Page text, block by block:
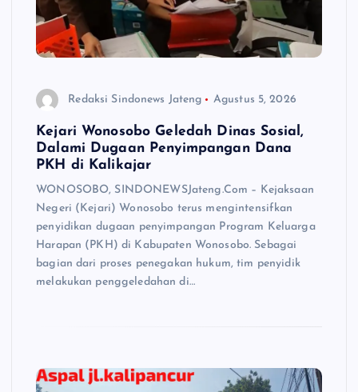
Redaksi Sindonews Jateng Agustus 5, 2026
Kejari Wonosobo Geledah Dinas Sosial,
Dalami Dugaan Penyimpangan Dana
PKH di Kalikajar
WONOSOBO, SINDONEWSJateng.Com – Kejaksaan
Negeri (Kejari) Wonosobo terus mengintensifkan
penyidikan dugaan penyimpangan Program Keluarga
Harapan (PKH) di Kabupaten Wonosobo. Sebagai
bagian dari proses penegakan hukum, tim penyidik
melakukan penggeledahan di…